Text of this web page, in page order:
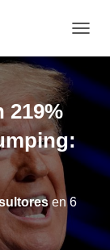
A
M
O
E
N
219%
en6